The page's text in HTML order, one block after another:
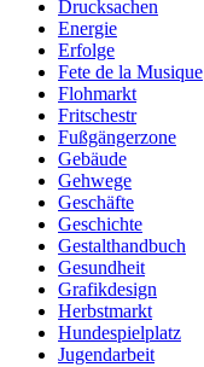
Drucksachen
Energie
Erfolge
Fete de la Musique
Flohmarkt
Fritschestr
Fußgängerzone
Gebäude
Gehwege
Geschäfte
Geschichte
Gestalthandbuch
Gesundheit
Grafikdesign
Herbstmarkt
Hundespielplatz
Jugendarbeit